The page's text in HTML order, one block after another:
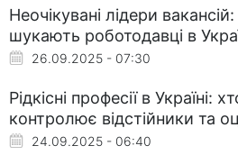
Неочікувані лідери
шукають роботодавці в
26.09.2025 - 07:30
Рідкісні професії в Україні:
контролює відстійники та
24.09.2025 - 06:40